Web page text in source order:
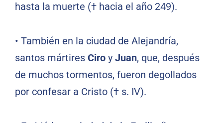
hasta la muerte († hacia el año 249).
• También en la ciudad de Alejandría,
santos mártires Ciro y Juan, que, después
de muchos tormentos, fueron degollados
por confesar a Cristo († s. IV).